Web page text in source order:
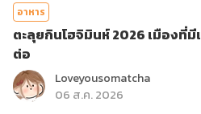
อาหาร
ตะลุยกินโฮจิมินห์ 2026 เมืองที่
ต่อ
Loveyousomatcha
06 ส.ค. 2026